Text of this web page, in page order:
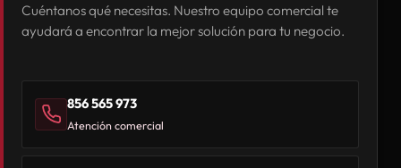
Cuéntanos qué necesitas. Nuestro equipo comercial te
ayudará a encontrar la mejor solución para tu negocio.
856 565 973
Atención comercial